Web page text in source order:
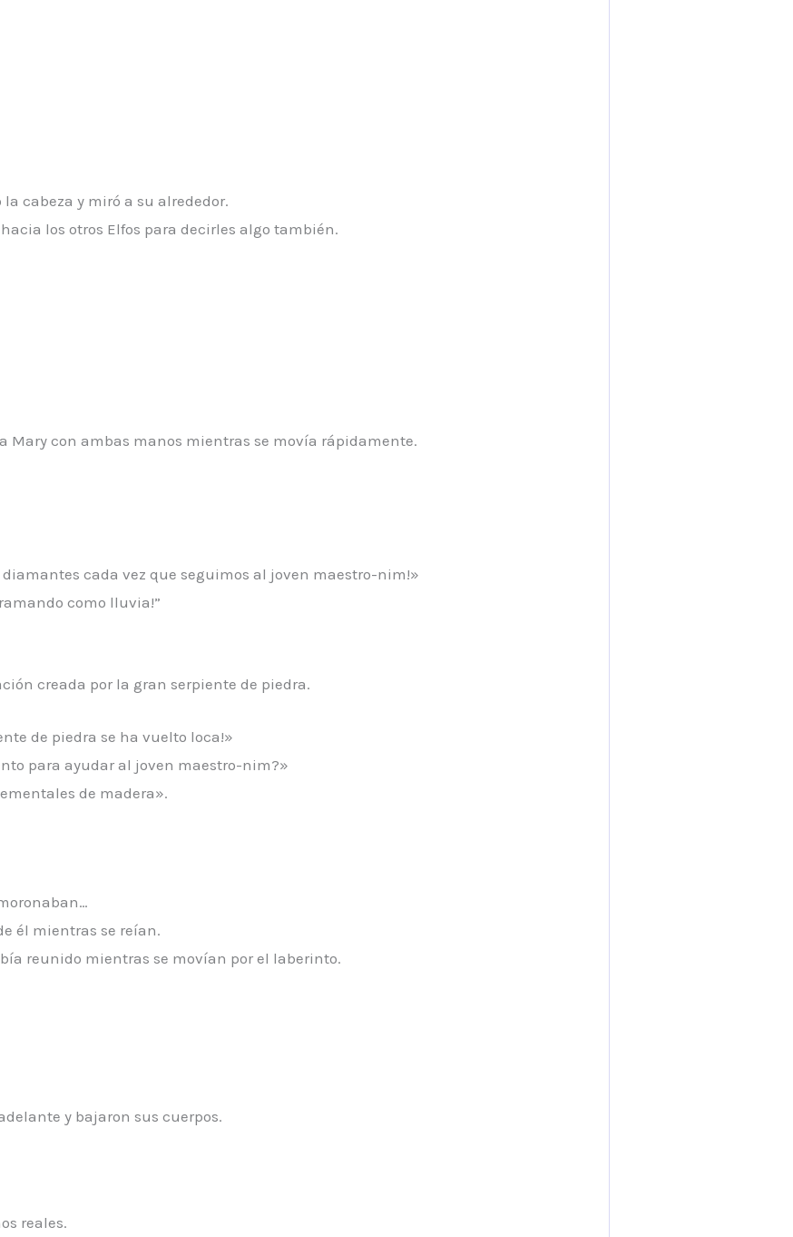
cabeza y miró a su alrededor.
los otros Elfos para decirles algo también.
Mary con ambas manos mientras se movía rápidamente.
cada vez que seguimos al joven maestro-nim!»
como lluvia!”
creada por la gran serpiente de piedra.
de piedra se ha vuelto loca!»
para ayudar al joven maestro-nim?»
de madera».
él mientras se reían.
reunido mientras se movían por el laberinto.
y bajaron sus cuerpos.
reales.